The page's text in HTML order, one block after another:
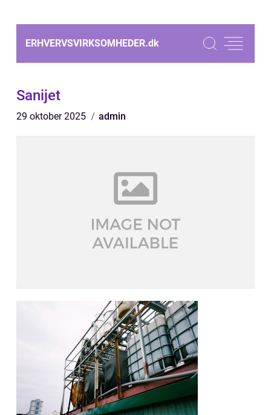
ERHVERVSVIRKSOMHEDER.dk
Sanijet
29 oktober 2025 admin